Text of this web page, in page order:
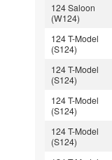
124 Saloon
(W124)
124 T-Model
(S124)
124 T-Model
(S124)
124 T-Model
(S124)
124 T-Model
(S124)